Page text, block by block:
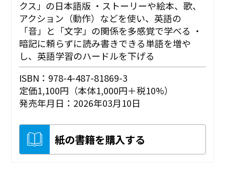
クス」の日本語版 ・ストーリーや絵本、歌、
アクション（動作）などを使い、英語の
「音」と「文字」の関係を多感覚で学べる ・
暗記に頼らずに読み書きできる単語を増や
し、英語学習のハードルを下げる
ISBN：978-4-487-81869-3
定価1,100円（本体1,000円＋税10%）
発売年月日：2026年03月10日
紙の書籍を購入する